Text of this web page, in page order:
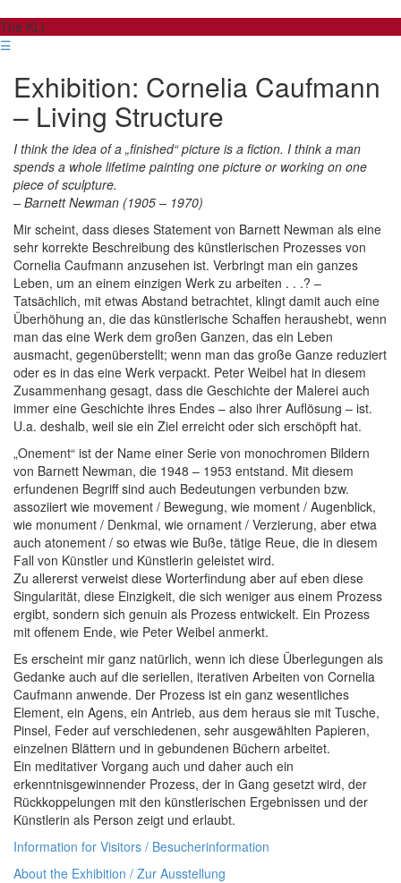
The KLI
☰
Exhibition: Cornelia Caufmann
– Living Structure
I think the idea of a „finished“ picture is a fiction. I think a man
spends a whole lifetime painting one picture or working on one
piece of sculpture.
– Barnett Newman (1905 – 1970)
Mir scheint, dass dieses Statement von Barnett Newman als eine
sehr korrekte Beschreibung des künstlerischen Prozesses von
Cornelia Caufmann anzusehen ist. Verbringt man ein ganzes
Leben, um an einem einzigen Werk zu arbeiten . . .? –
Tatsächlich, mit etwas Abstand betrachtet, klingt damit auch eine
Überhöhung an, die das künstlerische Schaffen heraushebt, wenn
man das eine Werk dem großen Ganzen, das ein Leben
ausmacht, gegenüberstellt; wenn man das große Ganze reduziert
oder es in das eine Werk verpackt. Peter Weibel hat in diesem
Zusammenhang gesagt, dass die Geschichte der Malerei auch
immer eine Geschichte ihres Endes – also ihrer Auflösung – ist.
U.a. deshalb, weil sie ein Ziel erreicht oder sich erschöpft hat.
„Onement“ ist der Name einer Serie von monochromen Bildern
von Barnett Newman, die 1948 – 1953 entstand. Mit diesem
erfundenen Begriff sind auch Bedeutungen verbunden bzw.
assoziiert wie movement / Bewegung, wie moment / Augenblick,
wie monument / Denkmal, wie ornament / Verzierung, aber etwa
auch atonement / so etwas wie Buße, tätige Reue, die in diesem
Fall von Künstler und Künstlerin geleistet wird.
Zu allererst verweist diese Worterfindung aber auf eben diese
Singularität, diese Einzigkeit, die sich weniger aus einem Prozess
ergibt, sondern sich genuin als Prozess entwickelt. Ein Prozess
mit offenem Ende, wie Peter Weibel anmerkt.
Es erscheint mir ganz natürlich, wenn ich diese Überlegungen als
Gedanke auch auf die seriellen, iterativen Arbeiten von Cornelia
Caufmann anwende. Der Prozess ist ein ganz wesentliches
Element, ein Agens, ein Antrieb, aus dem heraus sie mit Tusche,
Pinsel, Feder auf verschiedenen, sehr ausgewählten Papieren,
einzelnen Blättern und in gebundenen Büchern arbeitet.
Ein meditativer Vorgang auch und daher auch ein
erkenntnisgewinnender Prozess, der in Gang gesetzt wird, der
Rückkoppelungen mit den künstlerischen Ergebnissen und der
Künstlerin als Person zeigt und erlaubt.
Information for Visitors / Besucherinformation
About the Exhibition / Zur Ausstellung